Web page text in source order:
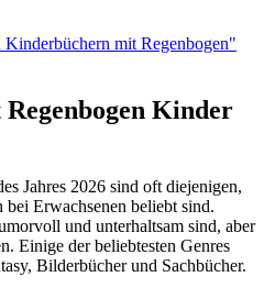
mit Regenbogen"
Kinder
Jahres 2026 sind oft diejenigen,
Erwachsenen beliebt sind.
und unterhaltsam sind, aber
Einige der beliebtesten Genres
Bilderbücher und Sachbücher.